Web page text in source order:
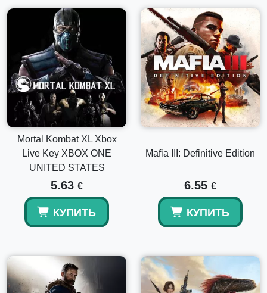
Mortal Kombat XL Xbox
Live Key XBOX ONE
UNITED STATES
5.63 €
КУПИТЬ
Mafia III: Definitive Edition
6.55 €
КУПИТЬ